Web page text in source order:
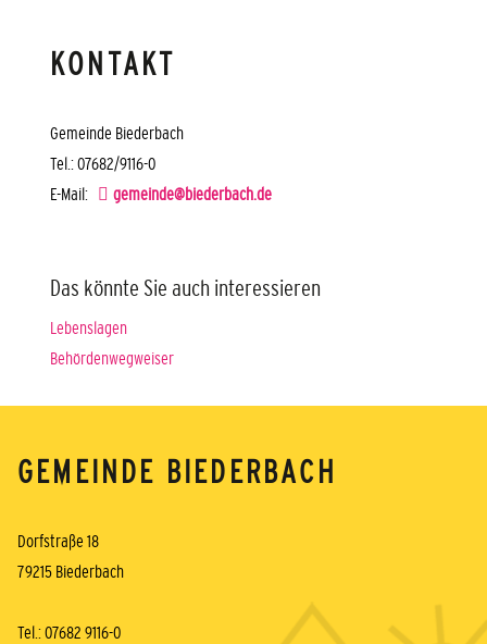
KONTAKT
Gemeinde Biederbach
Tel.: 07682/9116-0
E-Mail:
gemeinde@biederbach.de
Das könnte Sie auch interessieren
Lebenslagen
Behördenwegweiser
GEMEINDE BIEDERBACH
Dorfstraße 18
79215 Biederbach
Tel.: 07682 9116-0